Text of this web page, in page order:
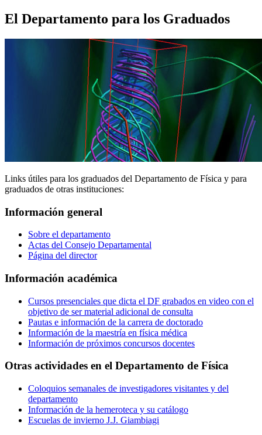
El Departamento para los Graduados
Links útiles para los graduados del Departamento de Física y para
graduados de otras instituciones:
Información general
Sobre el departamento
Actas del Consejo Departamental
Página del director
Información académica
Cursos presenciales que dicta el DF grabados en video con el
objetivo de ser material adicional de consulta
Pautas e información de la carrera de doctorado
Información de la maestría en física médica
Información de próximos concursos docentes
Otras actividades en el Departamento de Física
Coloquios semanales de investigadores visitantes y del
departamento
Información de la hemeroteca y su catálogo
Escuelas de invierno J.J. Giambiagi